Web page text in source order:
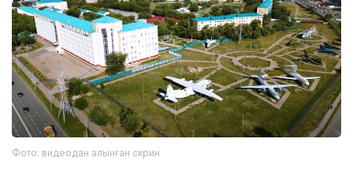
Фото: видеодан алынған скрин